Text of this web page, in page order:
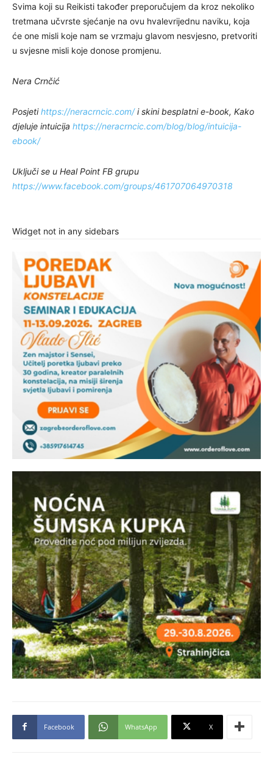
Svima koji su Reikisti također preporučujem da kroz nekoliko
tretmana učvrste sjećanje na ovu hvalevrijednu naviku, koja
će one misli koje nam se vrzmaju glavom nesvjesno, pretvoriti
u svjesne misli koje donose promjenu.
Nera Crnčić
Posjetihttps://neracrncic.com/i skini besplatni e-book, Kako
djeluje intuicija https://neracrncic.com/blog/blog/intuicija-
ebook/
Uključi se u Heal Point FB grupu
https://www.facebook.com/groups/461707064970318
Widget not in any sidebars
Facebook WhatsApp X